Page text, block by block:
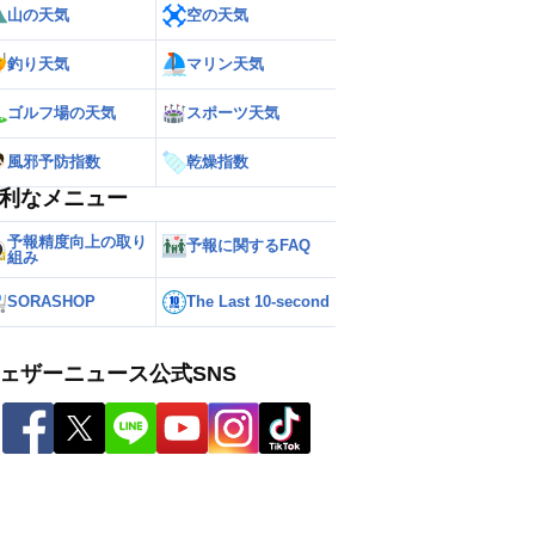
山の天気 空の天気
釣り天気 マリン天気
ゴルフ場の天気 スポーツ天気
風邪予防指数 乾燥指数
なメニュー
予報精度向上の取り
組み
予報に関するFAQ
SORASHOP The Last 10-second
ザーニュース公式SNS